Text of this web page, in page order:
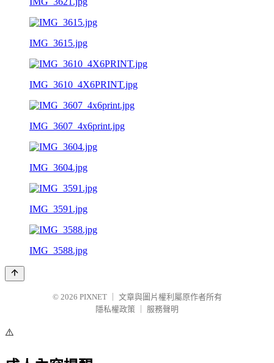
IMG_3615.jpg
IMG_3610_4X6PRINT.jpg
IMG_3607_4x6print.jpg
IMG_3604.jpg
IMG_3591.jpg
IMG_3588.jpg
© 2026 PIXNET
文章與圖片權利屬原作者所有
隱私權政策
服務聲明
⚠️